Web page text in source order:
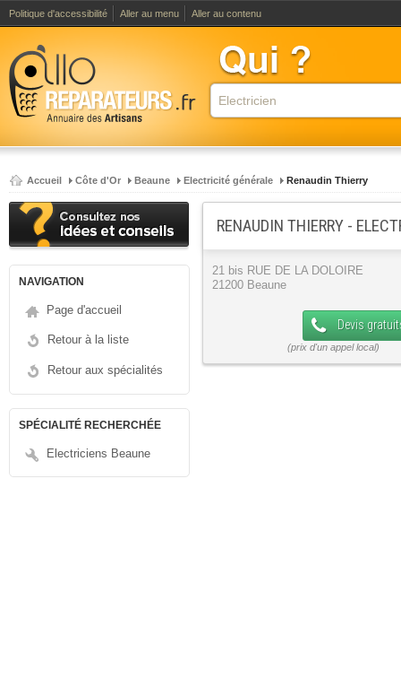
Politique d'accessibilité Aller au menu Aller au contenu
Accueil Côte d'Or Beaune Electricité générale Renaudin Thierry
NAVIGATION
Page d'accueil
Retour à la liste
Retour aux spécialités
SPÉCIALITÉ RECHERCHÉE
Electriciens Beaune
RENAUDIN THIERRY -
21 bis RUE DE LA DOLOIRE
21200 Beaune
Devis